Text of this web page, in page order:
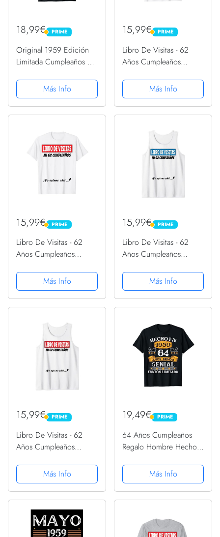
18,99€ PRIME
PRIME
Original 1959 Edición
Limitada Cumpleaños 64
Más Info
15,99€ PRIME
PRIME
Libro De Visitas - 62
Años Cumpleaños
CamisetaMás Info
15,99€ PRIME
PRIME
Libro De Visitas - 62
Años Cumpleaños
CamisetaMás Info
15,99€ PRIME
PRIME
Libro De Visitas - 62
Años Cumpleaños
Camiseta sin Mangas
Más Info
15,99€ PRIME
PRIME
Libro De Visitas - 62
Años Cumpleaños
Camiseta sin Mangas
Más Info
19,49€ PRIME
PRIME
64 Años Cumpleaños
Regalo Hombre Hecho
CamisetaMás Info